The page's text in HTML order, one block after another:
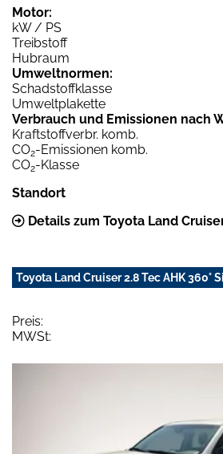
Motor:
kW / PS
Treibstoff
Hubraum
Umweltnormen:
Schadstoffklasse
Umweltplakette
Verbrauch und Emissionen nach
Kraftstoffverbr. komb.
CO2-Emissionen komb.
CO2-Klasse
Standort
Details zum Toyota Land
Toyota Land Cruiser 2.8 Tec AHK 360°
Preis:
MWSt: